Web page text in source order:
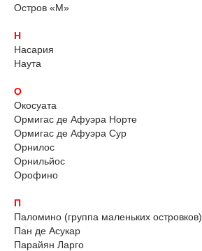
Остров «М»
Н
Насария
Наута
О
Окосуата
Ормигас де Афуэра Норте
Ормигас де Афуэра Сур
Орнилос
Орнильйос
Орофино
П
Паломино (группа маленьких островков)
Пан де Асукар
Парайян Ларго